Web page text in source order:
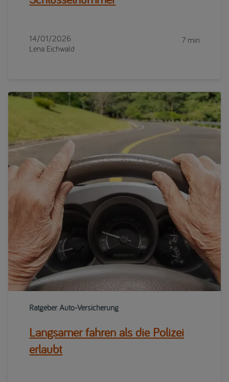
14/01/2026
Lena Eichwald
7 min
Ratgeber Auto-Versicherung
Langsamer fahren als die Polizei
erlaubt